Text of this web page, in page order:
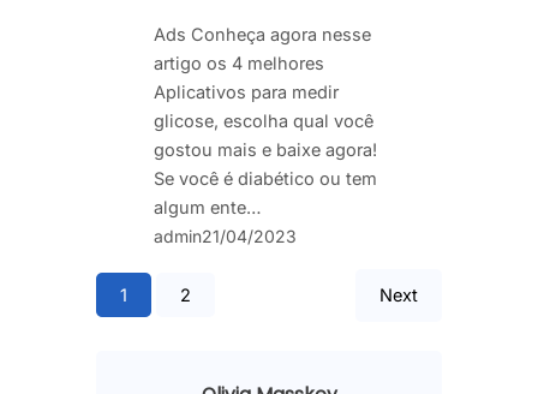
Ads Conheça agora nesse
artigo os 4 melhores
Aplicativos para medir
glicose, escolha qual você
gostou mais e baixe agora!
Se você é diabético ou tem
algum ente…
admin21/04/2023
1 2 Next